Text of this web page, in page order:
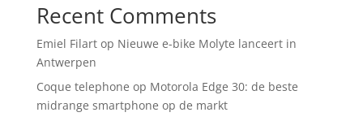
Recent Comments
Emiel Filartop Nieuwe e-bike Molyte lanceert in
Antwerpen
Coque telephone op Motorola Edge 30: de beste
midrange smartphone op de markt